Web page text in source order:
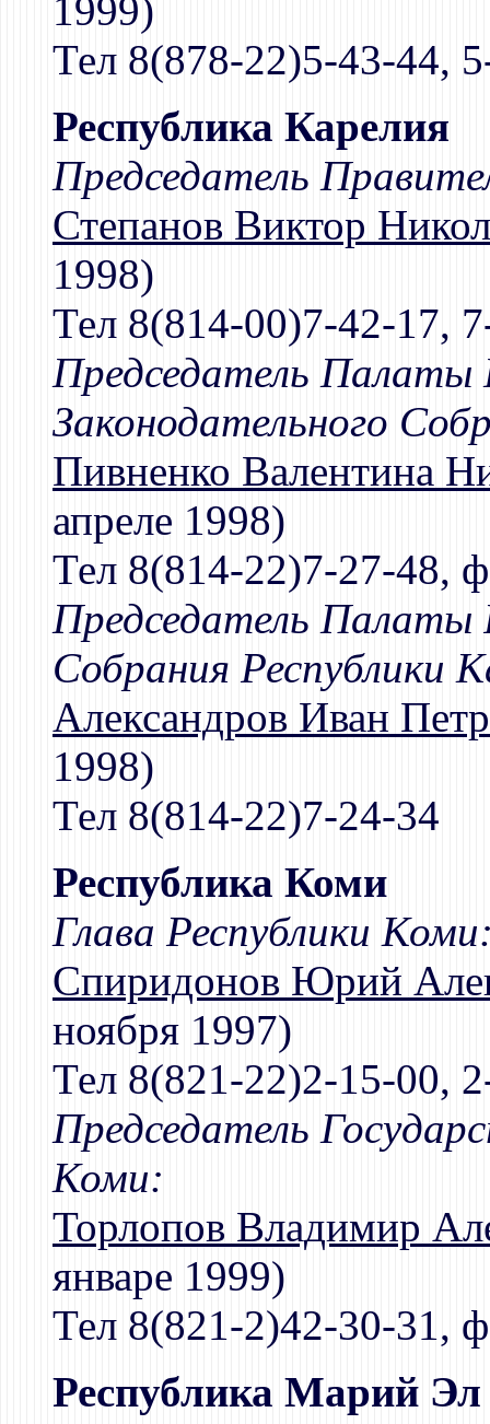
1999)
Тел 8(878-22)5-43-44,
Республика Карелия
Председатель
Степанов Виктор
1998)
Тел 8(814-00)7-42-17,
Председатель Палаты
Законодательного
Пивненко Валентина
апреле 1998)
Тел 8(814-22)7-27-48,
Председатель Палаты
Собрания Республики
Александров Иван
1998)
Тел 8(814-22)7-24-34
Республика Коми
Глава Республики
Спиридонов Юрий
ноября 1997)
Тел 8(821-22)2-15-00,
Председатель
Коми:
Торлопов Владимир
январе 1999)
Тел 8(821-2)42-30-31,
Республика Марий Эл